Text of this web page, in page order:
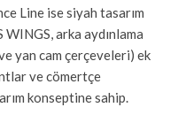
Line ise siyah tasarım
arka aydınlama
yan cam çerçeveleri) ek
ve cömertçe
konseptine sahip.